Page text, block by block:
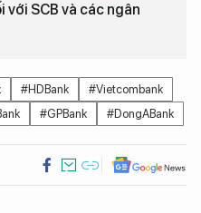
với SCB và các ngân
#HDBank
#Vietcombank
#GPBank #DongABank